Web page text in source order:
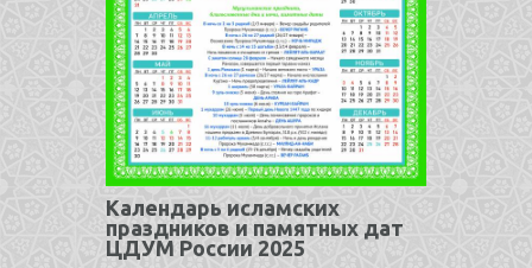
Календарь исламских
праздников и памятных дат
ЦДУМ России 2025